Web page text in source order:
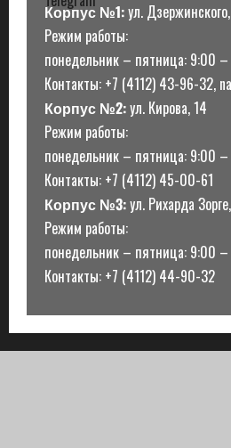
Корпус №1:ул.
Режим работы:
понедельник – пятница: 9:00 –
Контакты: +7 (4112) 43-96-32,
Корпус №2:ул. Кирова, 14
Режим работы:
понедельник – пятница: 9:00 –
Контакты: +7 (4112) 45-00-61
Корпус №3:ул. Рихарда
Режим работы:
понедельник – пятница: 9:00 –
Контакты: +7 (4112) 44-90-32